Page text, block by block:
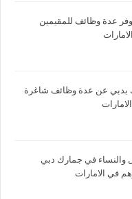
عدة وظائف للمقيمين
بدبي عن عدة وظائف شاغرة
والنساء في جمارك دبي